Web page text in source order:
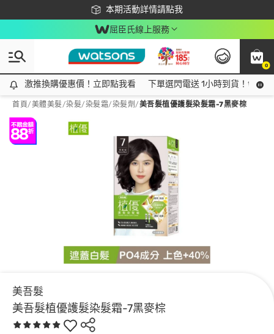
本期活動詳情請點我
下載app最高回饋$350
屈臣氏線上服務
0
激推換購優惠價！立即點我看
激推換購優惠價！立即點我看 下單選閃電送 1小時到貨！領神
首頁/美體美髮/染髮/染髮霜/染髮劑 /美吾髮植優護髮染髮霜-7黑麥棕
美吾髮
美吾髮植優護髮染髮霜-7黑麥棕